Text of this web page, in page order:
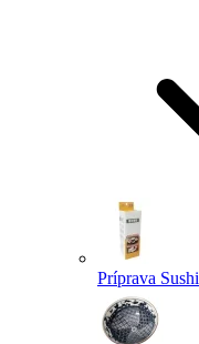
Príprava Sushi